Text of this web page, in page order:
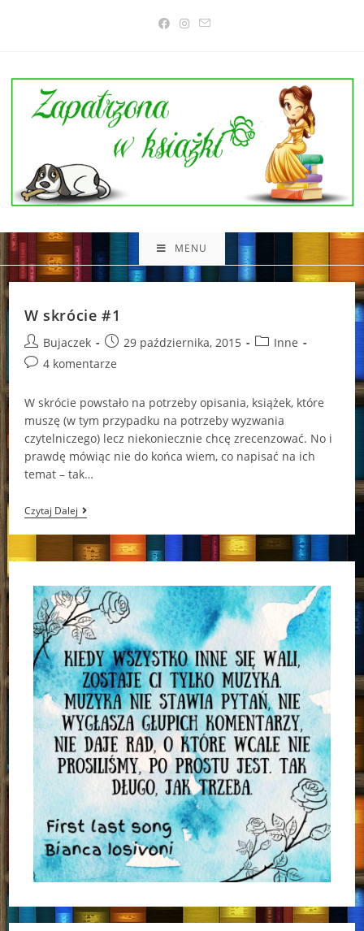
MENU
W skrócie #1
Post
author:
Bujaczek
Post
published:
29 października, 2015
PostInne
Post4 komentarze
W skrócie powstało na potrzeby opisania, książek, które
muszę (w tym przypadku na potrzeby wyzwania
czytelniczego) lecz niekoniecznie chcę zrecenzować. No i
prawdę mówiąc nie do końca wiem, co napisać na ich
temat – tak…
Czytaj DalejW
Skrócie
#1